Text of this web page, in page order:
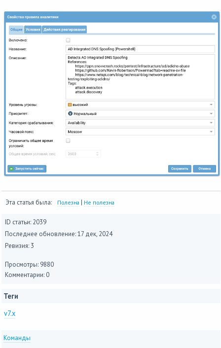
Эта статья была: Полезна | Не полезна
ID статьи: 2039
Последнее обновление:17 дек, 2024
Ревизия: 3
Просмотры: 9880
Комментарии: 0
Теги
v7.x
Команды